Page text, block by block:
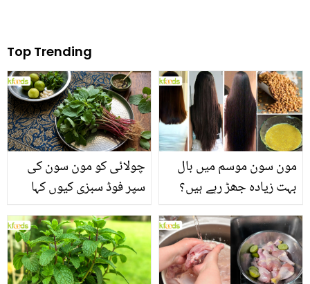
Top Trending
چولائی کو مون سون کی
سپر فوڈ سبزی کیوں کہا
منرلز اور اینٹی آکسیڈنٹس
سے بھرپور اس سبزی کے
فائدے
مون سون موسم میں بال
بہت زیادہ جھڑ رہے ہیں؟
بنانے کے چند قدرتی طریقے